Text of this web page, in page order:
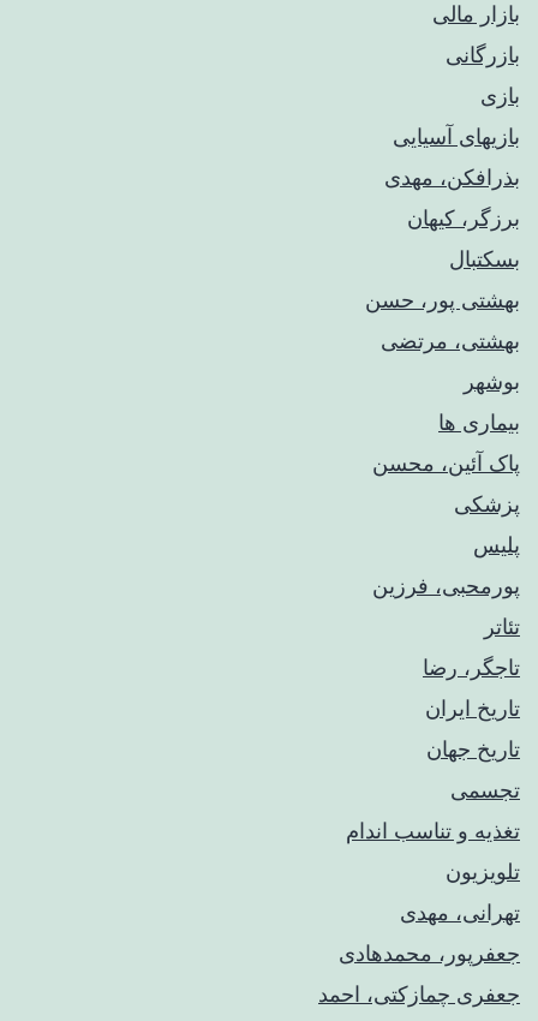
بازار مالی
بازرگانی
بازی
بازیهای آسیایی
بذرافکن، مهدی
برزگر، کیهان
بسکتبال
بهشتی پور، حسن
بهشتی، مرتضی
بوشهر
بیماری ها
پاک آئین، محسن
پزشکی
پلیس
پورمحبی، فرزین
تئاتر
تاجگر، رضا
تاریخ ایران
تاریخ جهان
تجسمی
تغذیه و تناسب اندام
تلویزیون
تهرانی، مهدی
جعفرپور، محمدهادی
جعفری چمازکتی، احمد